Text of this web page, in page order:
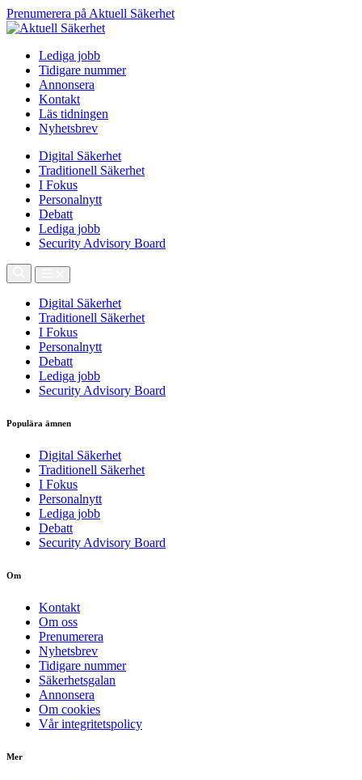
Prenumerera på Aktuell Säkerhet
Lediga jobb
Tidigare nummer
Annonsera
Kontakt
Läs tidningen
Nyhetsbrev
Digital Säkerhet
Traditionell Säkerhet
I Fokus
Personalnytt
Debatt
Lediga jobb
Security Advisory Board
Digital Säkerhet
Traditionell Säkerhet
I Fokus
Personalnytt
Debatt
Lediga jobb
Security Advisory Board
Populära ämnen
Digital Säkerhet
Traditionell Säkerhet
I Fokus
Personalnytt
Lediga jobb
Debatt
Security Advisory Board
Om
Kontakt
Om oss
Prenumerera
Nyhetsbrev
Tidigare nummer
Säkerhetsgalan
Annonsera
Om cookies
Vår integritetspolicy
Mer